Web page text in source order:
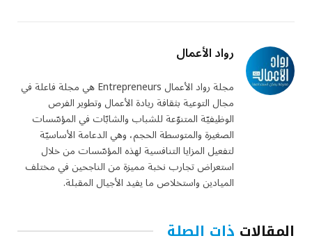
رواد الأعمال
مجلة رواد الأعمال Entrepreneurs هي مجلة فاعلة في
مجال التوعية بثقافة ريادة الأعمال وتطوير الفرص
الوظيفيّة المتنوّعة للشباب والشابّات في المؤسّسات
الصغيرة والمتوسطة الحجم، وهي الدعامة الأساسيّة
لتفعيل المزايا التنافسية لهذه المؤسّسات من خلال
استعراض تجارب نخبة مميزة من الناجحين في مختلف
الميادين واستخلاص ما يفيد الأجيال المقبلة.
المقالات ذات الصلة